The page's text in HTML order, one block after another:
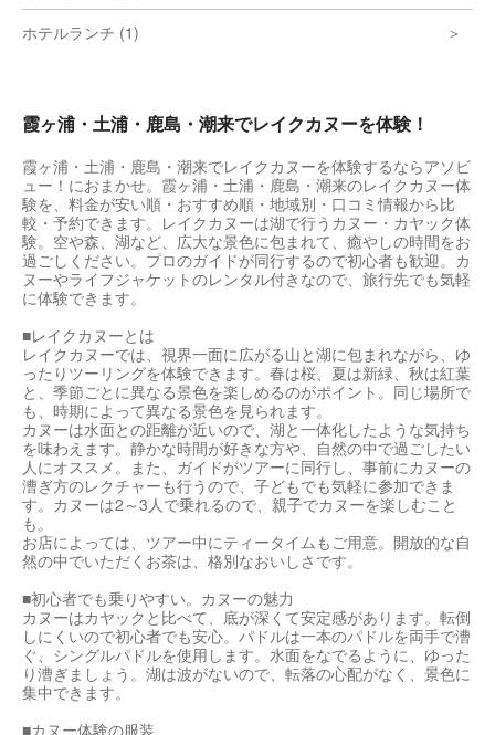
ホテルランチ (1)
霞ヶ浦・土浦・鹿島・潮来でレイクカヌーを体験！
霞ヶ浦・土浦・鹿島・潮来でレイクカヌーを体験するならアソビ
ュー！におまかせ。霞ヶ浦・土浦・鹿島・潮来のレイクカヌー体
験を、料金が安い順・おすすめ順・地域別・口コミ情報から比
較・予約できます。レイクカヌーは湖で行うカヌー・カヤック体
験。空や森、湖など、広大な景色に包まれて、癒やしの時間をお
過ごしください。プロのガイドが同行するので初心者も歓迎。カ
ヌーやライフジャケットのレンタル付きなので、旅行先でも気軽
に体験できます。
■レイクカヌーとは
レイクカヌーでは、視界一面に広がる山と湖に包まれながら、ゆ
ったりツーリングを体験できます。春は桜、夏は新緑、秋は紅葉
と、季節ごとに異なる景色を楽しめるのがポイント。同じ場所で
も、時期によって異なる景色を見られます。
カヌーは水面との距離が近いので、湖と一体化したような気持ち
を味わえます。静かな時間が好きな方や、自然の中で過ごしたい
人にオススメ。また、ガイドがツアーに同行し、事前にカヌーの
漕ぎ方のレクチャーも行うので、子どもでも気軽に参加できま
す。カヌーは2～3人で乗れるので、親子でカヌーを楽しむこと
も。
お店によっては、ツアー中にティータイムもご用意。開放的な自
然の中でいただくお茶は、格別なおいしさです。
■初心者でも乗りやすい。カヌーの魅力
カヌーはカヤックと比べて、底が深くて安定感があります。転倒
しにくいので初心者でも安心。パドルは一本のパドルを両手で漕
ぐ、シングルパドルを使用します。水面をなでるように、ゆった
り漕ぎましょう。湖は波がないので、転落の心配がなく、景色に
集中できます。
■カヌー体験の服装